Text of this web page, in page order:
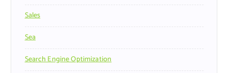
Sales
Sea
Search Engine Optimization